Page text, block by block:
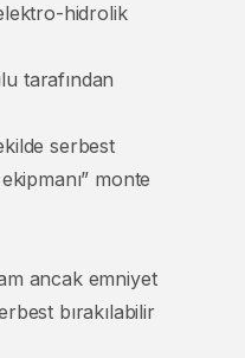
hidrolik
tarafından
serbest
monte
ancak emniyet
bırakılabilir